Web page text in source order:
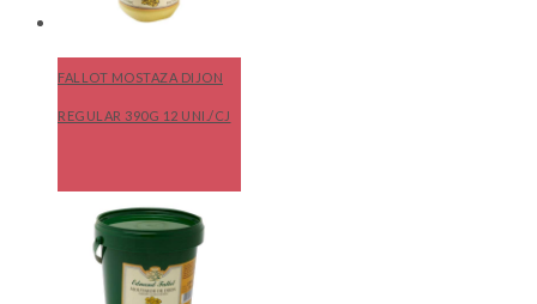
FALLOT MOSTAZA DIJON
REGULAR 390G 12 UNI./CJ